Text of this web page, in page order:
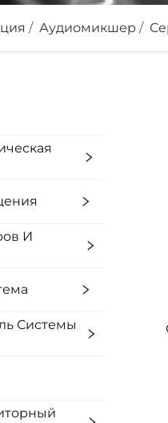
/ Аудиомикшер /
И
Системы